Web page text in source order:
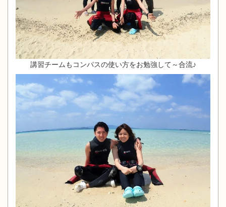
講習チームもコンパスの使い方をお勉強して～合流♪